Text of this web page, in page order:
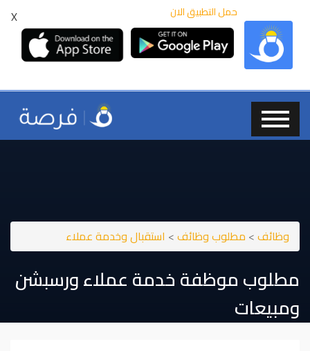
X حمل التطبيق الان
وظائف> مطلوب وظائف> استقبال وخدمة عملاء
مطلوب موظفة خدمة عملاء ورسبشن
ومبيعات